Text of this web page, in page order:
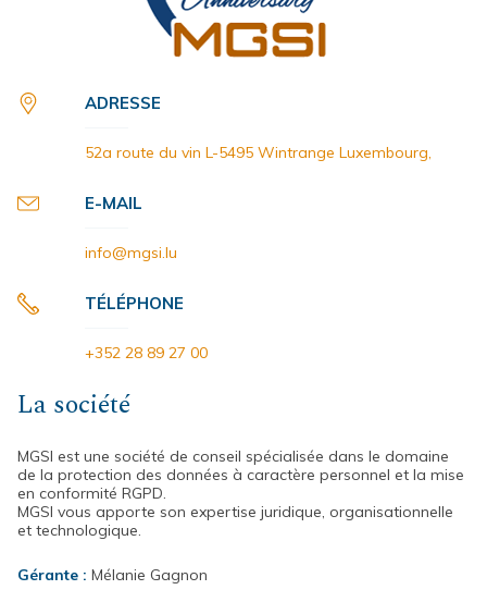
ADRESSE
52a route du vin L-5495 Wintrange Luxembourg,
E-MAIL
info@mgsi.lu
TÉLÉPHONE
+352 28 89 27 00
La société
MGSI est une société de conseil spécialisée dans le domaine
de la protection des données à caractère personnel et la mise
en conformité RGPD.
MGSI vous apporte son expertise juridique, organisationnelle
et technologique.
Gérante : Mélanie Gagnon